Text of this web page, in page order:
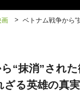
画 > ベトナム戦争から“
“抹消”され
る英雄の真実